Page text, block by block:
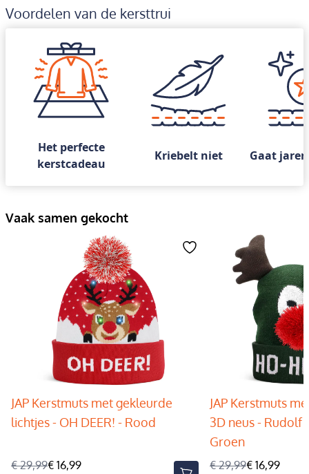
Voordelen van de kersttrui
Het perfecte
kerstcadeau
Kriebelt niet Gaat
Vaak samen gekocht
JAP Kerstmuts met gekleurde
lichtjes - OH DEER! - Rood
€ 29,99€ 16,99
JAP Kerstmuts
3D neus - Rudolf
Groen
€ 29,99€ 16,99